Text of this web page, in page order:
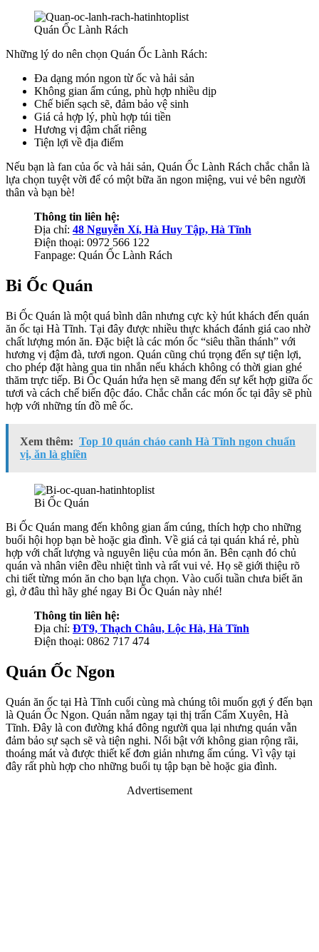
Quán Ốc Lành Rách
Những lý do nên chọn Quán Ốc Lành Rách:
Đa dạng món ngon từ ốc và hải sản
Không gian ấm cúng, phù hợp nhiều dịp
Chế biến sạch sẽ, đảm bảo vệ sinh
Giá cả hợp lý, phù hợp túi tiền
Hương vị đậm chất riêng
Tiện lợi về địa điểm
Nếu bạn là fan của ốc và hải sản, Quán Ốc Lành Rách chắc chắn là
lựa chọn tuyệt vời để có một bữa ăn ngon miệng, vui vẻ bên người
thân và bạn bè!
Thông tin liên hệ:
Địa chỉ: 48 Nguyễn Xí, Hà Huy Tập, Hà Tĩnh
Điện thoại: 0972 566 122
Fanpage: Quán Ốc Lành Rách
Bi Ốc Quán
Bi Ốc Quán là một quá bình dân nhưng cực kỳ hút khách đến quán
ăn ốc tại Hà Tĩnh. Tại đây được nhiều thực khách đánh giá cao nhờ
chất lượng món ăn. Đặc biệt là các món ốc “siêu thần thánh” với
hương vị đậm đà, tươi ngon. Quán cũng chú trọng đến sự tiện lợi,
cho phép đặt hàng qua tin nhắn nếu khách không có thời gian ghé
thăm trực tiếp. Bi Ốc Quán hứa hẹn sẽ mang đến sự kết hợp giữa ốc
tươi và cách chế biến độc đáo. Chắc chắn các món ốc tại đây sẽ phù
hợp với những tín đồ mê ốc.
Xem thêm: Top 10 quán cháo canh Hà Tĩnh ngon chuẩn
vị, ăn là ghiền
Bi Ốc Quán
Bi Ốc Quán mang đến không gian ấm cúng, thích hợp cho những
buổi hội họp bạn bè hoặc gia đình. Về giá cả tại quán khá rẻ, phù
hợp với chất lượng và nguyên liệu của món ăn. Bên cạnh đó chủ
quán và nhân viên đều nhiệt tình và rất vui vẻ. Họ sẽ giới thiệu rõ
chi tiết từng món ăn cho bạn lựa chọn. Vào cuối tuần chưa biết ăn
gì, ở đâu thì hãy ghé ngay Bi Ốc Quán này nhé!
Thông tin liên hệ:
Địa chỉ: ĐT9, Thạch Châu, Lộc Hà, Hà Tĩnh
Điện thoại: 0862 717 474
Quán Ốc Ngon
Quán ăn ốc tại Hà Tĩnh cuối cùng mà chúng tôi muốn gợi ý đến bạn
là Quán Ốc Ngon. Quán nằm ngay tại thị trấn Cẩm Xuyên, Hà
Tĩnh. Đây là con đường khá đông người qua lại nhưng quán vẫn
đảm bảo sự sạch sẽ và tiện nghi. Nổi bật với không gian rộng rãi,
thoáng mát và được thiết kế đơn giản nhưng ấm cúng. Vì vậy tại
đây rất phù hợp cho những buổi tụ tập bạn bè hoặc gia đình.
Advertisement